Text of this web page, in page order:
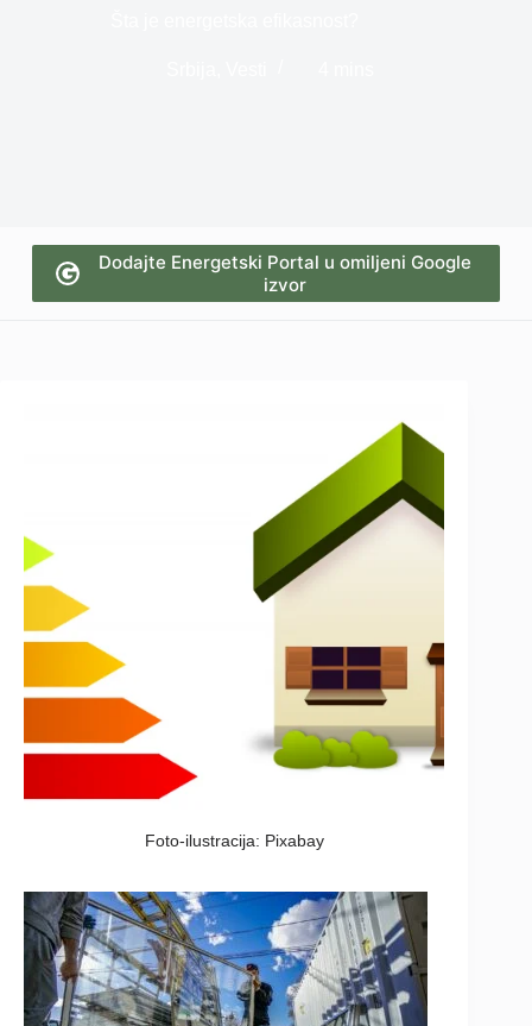
Dodajte Energetski Portal u omiljeni Google
izvor
Foto-ilustracija: Pixabay